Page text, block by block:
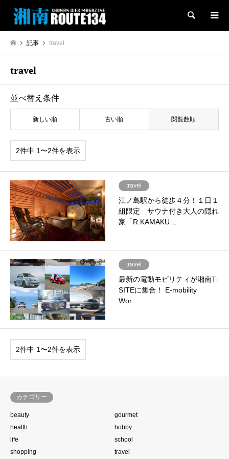
検索
記事 travel
travel
並べ替え条件
新しい順 古い順 閲覧数順
2件中 1〜2件を表示
travel
江ノ島駅から徒歩４分！１日１
組限定 サウナ付き大人の隠れ
家「R.KAMAKU…
travel
最新の電動モビリティが湘南T-
SITEに集合！ E-mobility
Wor…
2件中 1〜2件を表示
カテゴリー
beauty
gourmet
health
hobby
life
school
shopping
travel